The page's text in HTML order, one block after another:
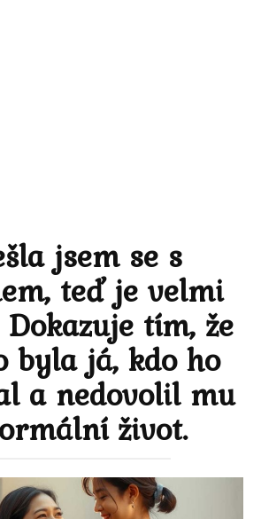
jsem se s
teď je velmi
tím, že
byla já, kdo ho
a nedovolil mu
život.